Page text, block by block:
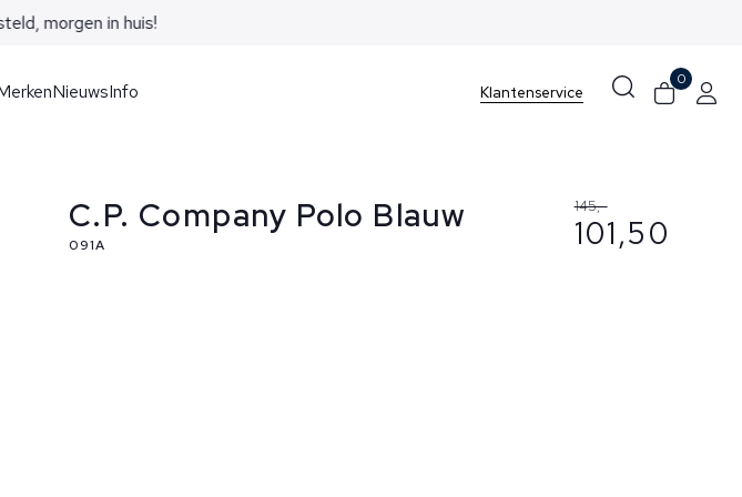
morgen in huis!
NieuwsInfo Klantenservice
0
C.P. Company Polo Blauw
091A
145,-
101,50